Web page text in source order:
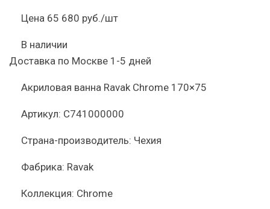
Цена 65 680 руб./шт
В наличии
Доставка по Москве 1-5 дней
Акриловая ванна Ravak Chrome 170×75
Артикул: C741000000
Страна-производитель: Чехия
Фабрика: Ravak
Коллекция: Chrome